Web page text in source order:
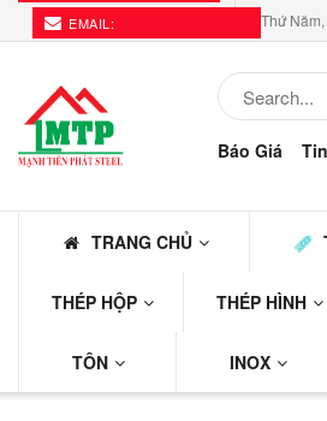
EMAIL:
Thứ
Báo Giá
TRANG CHỦ
THÉP HỘP THÉP HÌNH
TÔN INOX